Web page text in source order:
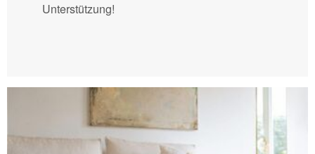
Unterstützung!